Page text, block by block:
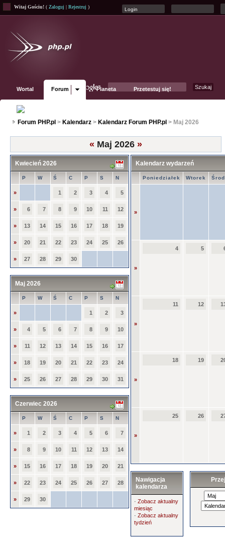
Witaj Gościu! ( Zaloguj | Rejestruj )
Wortal Forum Planeta Przetestuj się!
Forum PHP.pl > Kalendarz > Kalendarz Forum PHP.pl > Maj 2026
« Maj 2026 »
Kwiecień 2026
P W Ś C P S N
» 1 2 3 4 5
» 6 7 8 9 10 11 12
» 13 14 15 16 17 18 19
» 20 21 22 23 24 25 26
» 27 28 29 30
Maj 2026
P W Ś C P S N
» 1 2 3
» 4 5 6 7 8 9 10
» 11 12 13 14 15 16 17
» 18 19 20 21 22 23 24
» 25 26 27 28 29 30 31
Czerwiec 2026
P W Ś C P S N
» 1 2 3 4 5 6 7
» 8 9 10 11 12 13 14
» 15 16 17 18 19 20 21
» 22 23 24 25 26 27 28
» 29 30
Kalendarz wydarzeń
Poniedziałek Wtorek
»
»
4 5
»
11 12
»
18 19
»
25 26
Nawigacja
kalendarza
· Zobacz aktualny
miesiąc
· Zobacz aktualny
tydzień